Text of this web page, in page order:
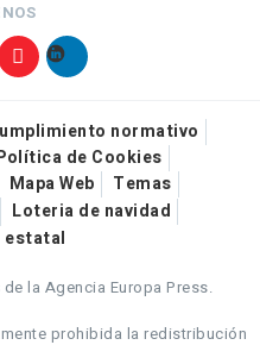
normativo
de Cookies
Mapa Web
Temas
Loteria de navidad
estatal
la Agencia Europa Press.
prohibida la redistribución